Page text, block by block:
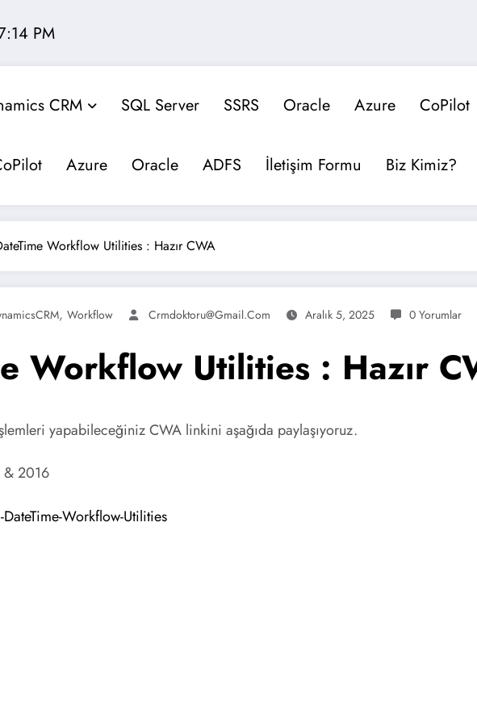
PM
CRM SQL Server SSRS Oracle Azure CoPilot
Azure Oracle ADFS İletişim Formu Biz Kimiz?
Workflow Utilities : Hazır CWA
, Workflow Crmdoktoru@gmail.com Aralık 5, 2025 0 Yorumlar
Workflow Utilities : Hazır
yapabileceğiniz CWA linkini aşağıda paylaşıyoruz.
& 2016
Workflow-Utilities